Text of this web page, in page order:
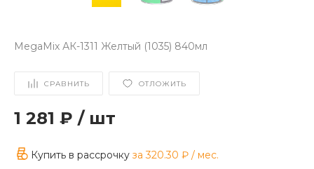
MegaMix АК-1311 Желтый (1035) 840мл
СРАВНИТЬ ОТЛОЖИТЬ
1 281 ₽ / шт
Купить в рассрочку за320.30 ₽ / мес.